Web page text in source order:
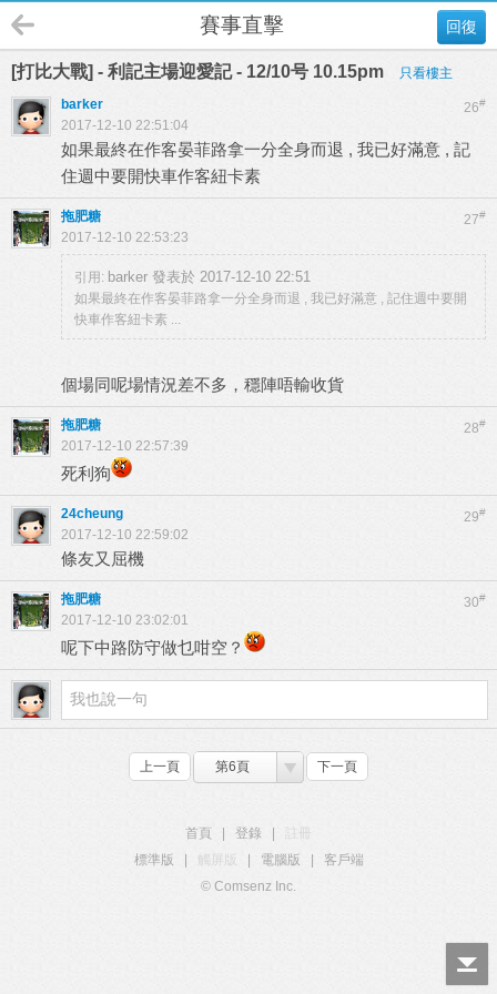
回復
賽事直擊
[打比大戰] - 利記主場迎愛記 - 12/10号 10.15pm 只看樓主
26#
barker
2017-12-10 22:51:04
如果最終在作客晏菲路拿一分全身而退 , 我已好滿意 , 記
住週中要開快車作客紐卡素
27#
拖肥糖
2017-12-10 22:53:23
引用: barker 發表於 2017-12-10 22:51
如果最終在作客晏菲路拿一分全身而退 , 我已好滿意 , 記住週中要開
快車作客紐卡素 ...
個場同呢場情況差不多，穩陣唔輸收貨
28#
拖肥糖
2017-12-10 22:57:39
死利狗
29#
24cheung
2017-12-10 22:59:02
條友又屈機
30#
拖肥糖
2017-12-10 23:02:01
呢下中路防守做乜咁空？
上一頁 第6頁 下一頁
首頁 登錄
標準版
觸屏版 電腦版
客戶端
© Comsenz Inc.